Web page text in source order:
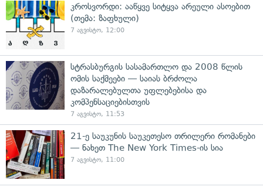
კროსვორდი: ააწყვე სიტყვა არეული ასოებით
(თემა: ზაფხული)
7 აგვისტო, 12:00
სტრასბურგის სასამართლო და 2008 წლის
ომის საქმეები — საიას ბრძოლა
დაზარალებულთა უფლებებისა და
კომპენსაციებისთვის
7 აგვისტო, 11:53
21-ე საუკუნის საუკეთესო თრილერი რომანები
— ნახეთ The New York Times-ის სია
7 აგვისტო, 11:00